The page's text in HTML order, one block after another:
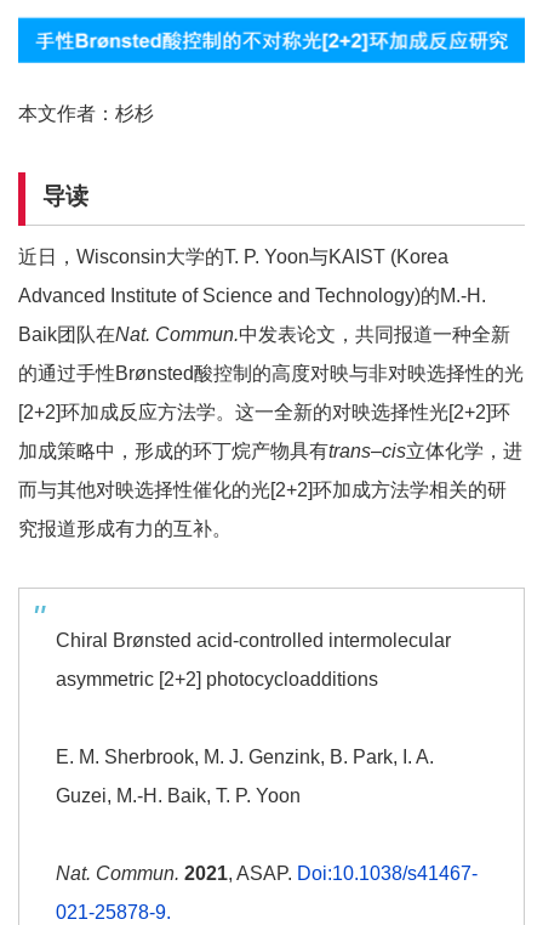
本文作者：杉杉
导读
近日，Wisconsin大学的T. P. Yoon与KAIST (Korea
Advanced Institute of Science and Technology)的M.-H.
Baik团队在Nat. Commun.中发表论文，共同报道一种全新
的通过手性Brønsted酸控制的高度对映与非对映选择性的光
[2+2]环加成反应方法学。这一全新的对映选择性光[2+2]环
加成策略中，形成的环丁烷产物具有trans–cis立体化学，进
而与其他对映选择性催化的光[2+2]环加成方法学相关的研
究报道形成有力的互补。
Chiral Brønsted acid-controlled intermolecular
asymmetric [2+2] photocycloadditions
E. M. Sherbrook, M. J. Genzink, B. Park, I. A.
Guzei, M.-H. Baik, T. P. Yoon
Nat. Commun. 2021, ASAP. Doi:10.1038/s41467-
021-25878-9.